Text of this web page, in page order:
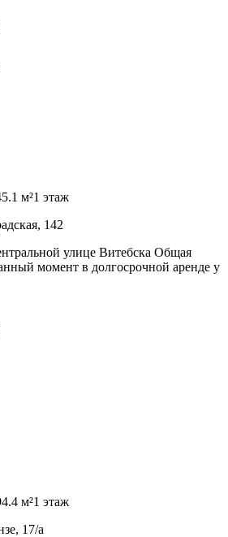
м²1 этаж
142
улице Витебска Общая
момент в долгосрочной аренде у
м²1 этаж
17/а